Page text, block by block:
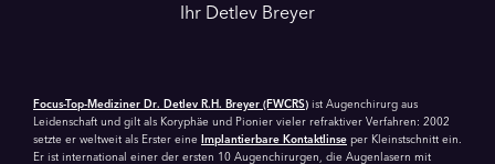
Ihr Detlev Breyer
Focus-Top-Mediziner Dr. Detlev R.H. Breyer (FWCRS) ist Augenchirurg aus
Leidenschaft und gilt als Koryphäe und Pionier vieler refraktiver Verfahren: 2002
setzte er weltweit als Erster eine
Implantierbare Kontaktlinse per Kleinstschnitt ein.
Er ist international einer der ersten 10 Augenchirurgen, die Augenlasern mit